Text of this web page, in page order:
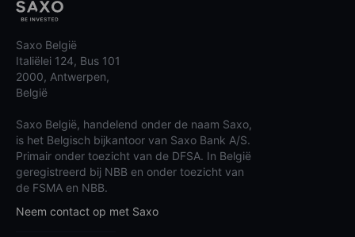
Saxo België
Italiëlei 124, Bus 101
2000, Antwerpen,
België
Saxo België, handelend onder de naam Saxo,
is het Belgisch bijkantoor van Saxo Bank A/S.
Primair onder toezicht van de DFSA. In België
geregistreerd bij NBB en onder toezicht van
de FSMA en NBB.
Neem contact op met Saxo